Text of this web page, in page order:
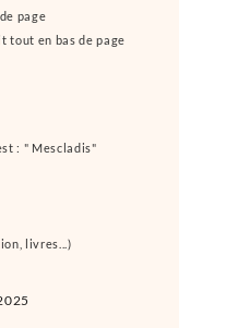
page
tout en bas de page
: " Mescladis"
livres...)